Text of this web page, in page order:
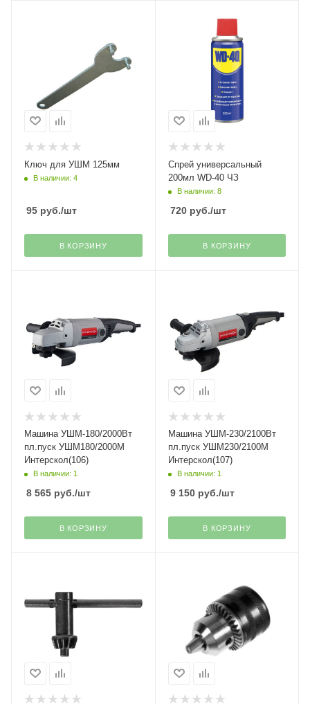
Ключ для УШМ 125мм
В наличии: 4
95 руб./шт
В КОРЗИНУ
Спрей универсальный
200мл WD-40 ЧЗ
В наличии: 8
720руб./шт
В КОРЗИНУ
Машина УШМ-180/2000Вт
пл.пуск УШМ180/2000М
Интерскол(106)
В наличии: 1
8 565 руб./шт
В КОРЗИНУ
Машина УШМ-230/2100Вт
пл.пуск УШМ230/2100М
Интерскол(107)
В наличии: 1
9 150руб./шт
В КОРЗИНУ